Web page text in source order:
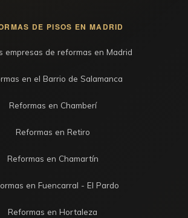
DE PISOS EN MADRID
empresas de reformas en Madrid
en el Barrio de Salamanca
Reformas en Chamberí
Reformas en Retiro
Reformas en Chamartín
en Fuencarral - El Pardo
Reformas en Hortaleza